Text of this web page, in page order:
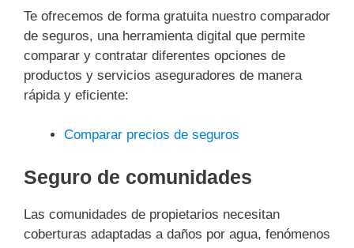
Te ofrecemos de forma gratuita nuestro comparador
de seguros, una herramienta digital que permite
comparar y contratar diferentes opciones de
productos y servicios aseguradores de manera
rápida y eficiente:
Comparar precios de seguros
Seguro de comunidades
Las comunidades de propietarios necesitan
coberturas adaptadas a daños por agua, fenómenos